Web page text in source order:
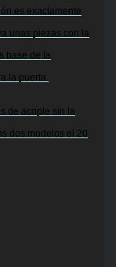
es exactamente
unas piezas con la
base de la
la puerta.
de acople sin la
dos modelos el 20